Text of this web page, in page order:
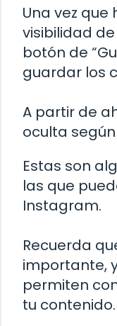
Una vez
visibilidad
botón de
guardar los
A partir de
oculta
Estas son
las que
Instagram.
Recuerda
importante,
permiten
tu contenido.